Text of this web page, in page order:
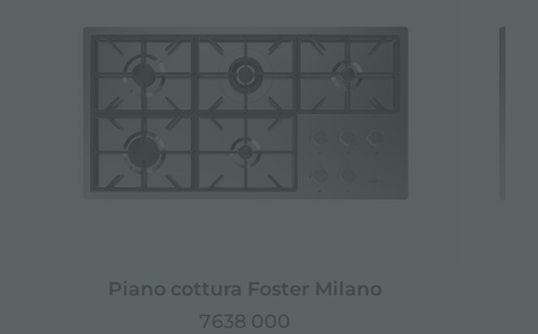
Piano cottura Foster Milano
7638 000